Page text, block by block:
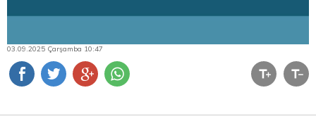
03.09.2025 Çarşamba 10:47